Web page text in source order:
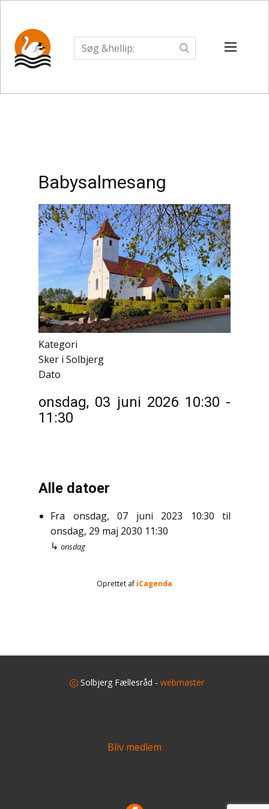
Babysalmesang
Kategori
Sker i Solbjerg
Dato
onsdag, 03 juni 2026 10:30 -
11:30
Alle datoer
Fra onsdag, 07 juni 2023 10:30
til
onsdag, 29 maj 2030 11:30
↳ onsdag
Oprettet af iCagenda
Solbjerg Fællesråd - webmaster
Bliv medlem